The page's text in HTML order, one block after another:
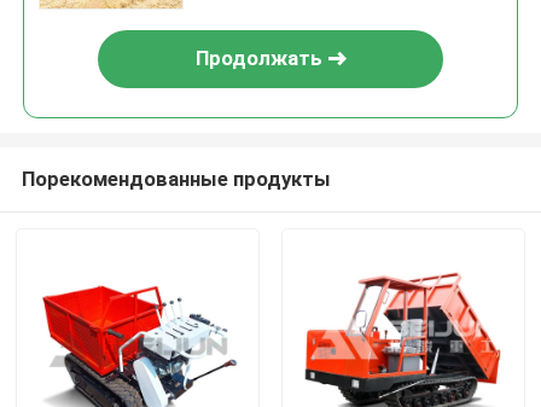
Продолжать
Порекомендованные продукты